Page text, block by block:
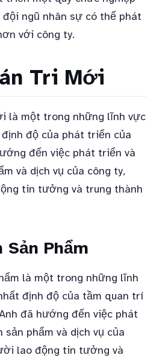
đội ngũ nhân sự có thể phát
với công ty.
Tri Mới
là một trong những lĩnh vực
độ của phát triển của
đến việc phát triển và
và dịch vụ của công ty,
tin tưởng và trung thành
Sản Phẩm
là một trong những lĩnh
định độ của tầm quan trí
đã hướng đến việc phát
phẩm và dịch vụ của
lao động tin tưởng và